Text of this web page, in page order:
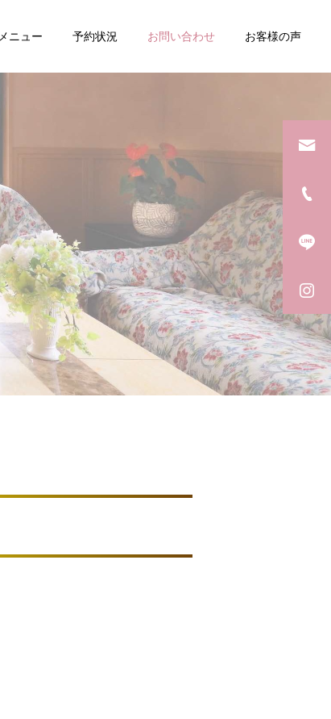
メニュー 予約状況 お問い合わせ お客様の声